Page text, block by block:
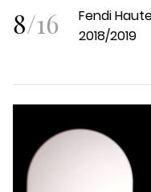
8/16
Fendi
2018/2019